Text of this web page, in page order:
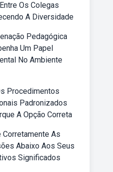
Os Colegas
A Diversidade
Pedagógica
Um Papel
No Ambiente
Procedimentos
Padronizados
A Opção Correta
As
Abaixo Aos Seus
Significados